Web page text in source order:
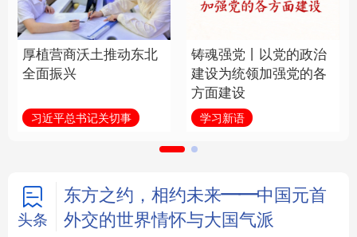
文化 书画
访谈 视频 图片 政务
学术中国 乡村振兴 银龄 溯源中国
城市 旅游 能源
厚植营商沃土推动东北
全面振兴
习近平总书记关切事
铸魂强党丨以党的政治
建设为统领加强党的各
方面建设
学习新语
头条
东方之约，相约未来——中国元首
外交的世界情怀与大国气派